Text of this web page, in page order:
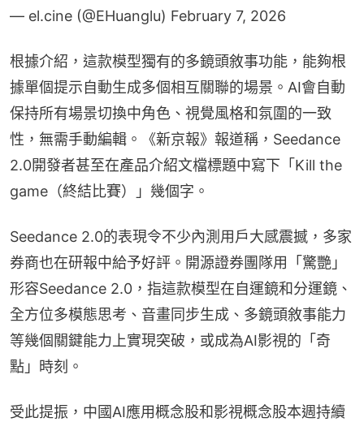
— el.cine (@EHuanglu) February 7, 2026
根據介紹，這款模型獨有的多鏡頭敘事功能，能夠根
據單個提示自動生成多個相互關聯的場景。AI會自動
保持所有場景切換中角色、視覺風格和氛圍的一致
性，無需手動編輯。《新京報》報道稱，Seedance
2.0開發者甚至在產品介紹文檔標題中寫下「Kill the
game（終結比賽）」幾個字。
Seedance 2.0的表現令不少內測用戶大感震撼，多家
券商也在研報中給予好評。開源證券團隊用「驚艷」
形容Seedance 2.0，指這款模型在自運鏡和分運鏡、
全方位多模態思考、音畫同步生成、多鏡頭敘事能力
等幾個關鍵能力上實現突破，或成為AI影視的「奇
點」時刻。
受此提振，中國AI應用概念股和影視概念股本週持續